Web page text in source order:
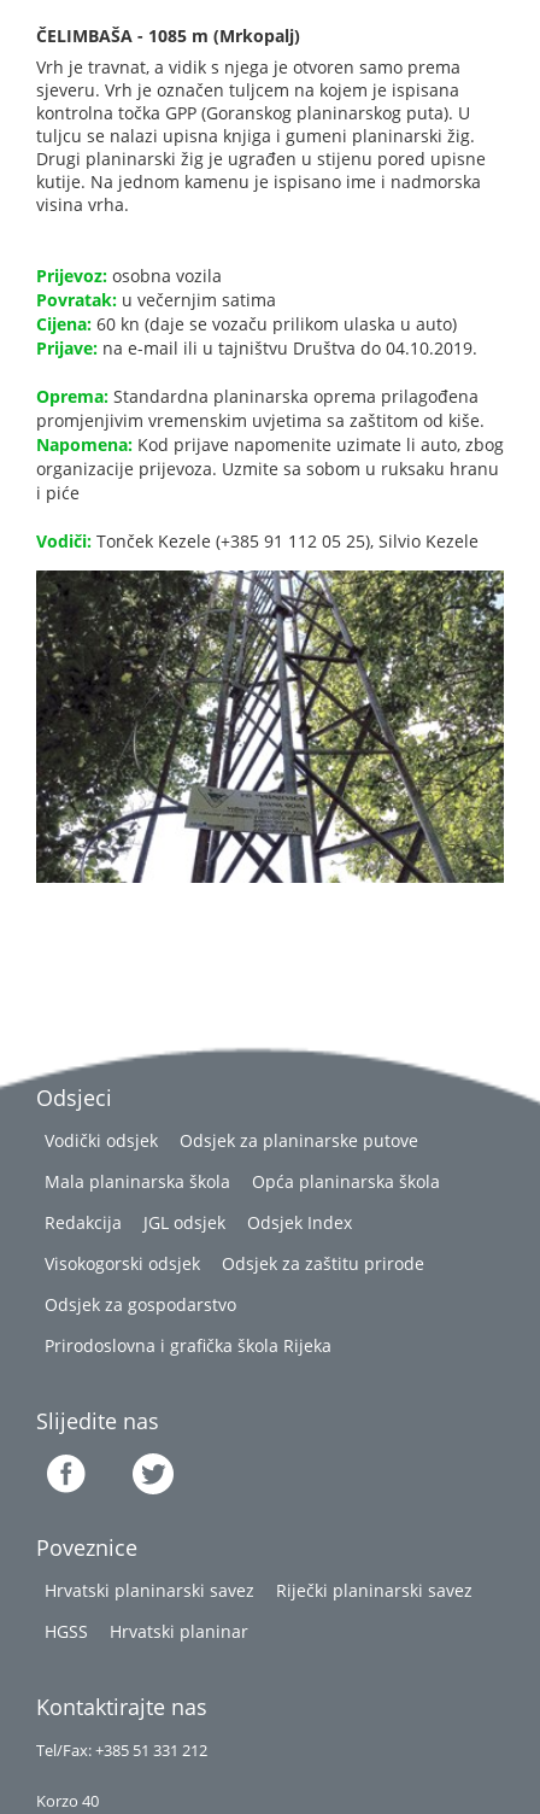
ČELIMBAŠA - 1085 m (Mrkopalj)
Vrh je travnat, a vidik s njega je otvoren samo prema
sjeveru. Vrh je označen tuljcem na kojem je ispisana
kontrolna točka GPP (Goranskog planinarskog puta). U
tuljcu se nalazi upisna knjiga i gumeni planinarski žig.
Drugi planinarski žig je ugrađen u stijenu pored upisne
kutije. Na jednom kamenu je ispisano ime i nadmorska
visina vrha.
Prijevoz: osobna vozila
Povratak: u večernjim satima
Cijena: 60 kn (daje se vozaču prilikom ulaska u auto)
Prijave: na e-mail ili u tajništvu Društva do 04.10.2019.
Oprema: Standardna planinarska oprema prilagođena
promjenjivim vremenskim uvjetima sa zaštitom od kiše.
Napomena: Kod prijave napomenite uzimate li auto, zbog
organizacije prijevoza. Uzmite sa sobom u ruksaku hranu
i piće
Vodiči: Tonček Kezele (+385 91 112 05 25), Silvio Kezele
Odsjeci
Vodički odsjek
Odsjek za planinarske putove
Mala planinarska škola
Opća planinarska škola
Redakcija
JGL odsjek
Odsjek Index
Visokogorski odsjek
Odsjek za zaštitu prirode
Odsjek za gospodarstvo
Prirodoslovna i grafička škola Rijeka
Slijedite nas
Poveznice
Hrvatski planinarski savez
Riječki planinarski savez
HGSS
Hrvatski planinar
Kontaktirajte nas
Tel/Fax: +385 51 331 212
Korzo 40